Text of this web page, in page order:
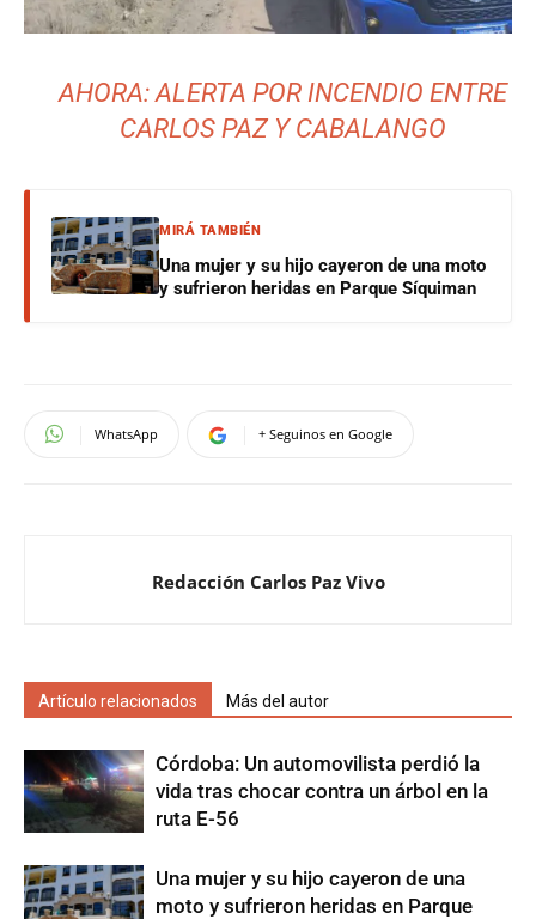
AHORA: ALERTA POR INCENDIO ENTRE
CARLOS PAZ Y CABALANGO
MIRÁ TAMBIÉN
Una mujer y su hijo cayeron de una moto
y sufrieron heridas en Parque Síquiman
WhatsApp + Seguinos en Google
Redacción Carlos Paz Vivo
Artículo relacionados Más del autor
Córdoba: Un automovilista perdió la
vida tras chocar contra un árbol en la
ruta E-56
Una mujer y su hijo cayeron de una
moto y sufrieron heridas en Parque